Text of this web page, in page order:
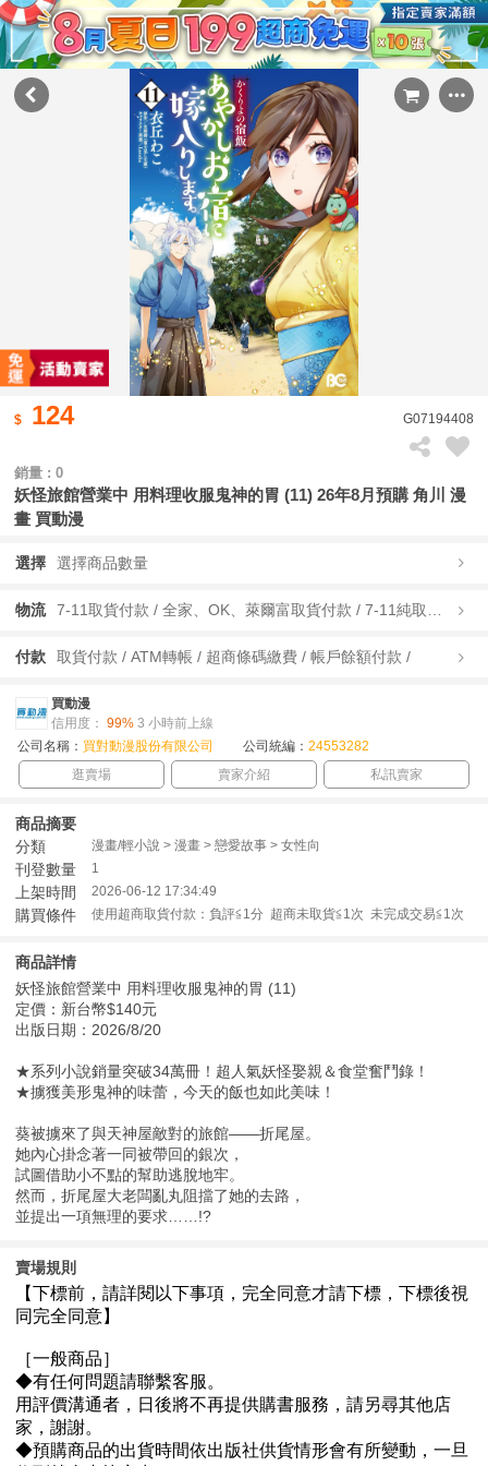
124 G07194408
銷量 : 0
妖怪旅館營業中 用料理收服鬼神的胃 (11) 26年8月預購 角川 漫
畫 買動漫
選擇 選擇商品數量
物流
付款 取貨付款 / ATM轉帳 / 超商條碼繳費 / 帳戶餘額付款 /
買動漫
信用度： 99% 3 小時前上線
公司名稱： 買對動漫股份有限公司 公司統編： 24553282
逛賣場
賣家介紹 私訊賣家
商品摘要
分類
漫畫/輕小說 > 漫畫 > 戀愛故事 > 女性向
刊登數量 1
上架時間 2026-06-12 17:34:49
購買條件 使用超商取貨付款：負評≦1分 超商未取貨≦1次 未完成交易≦1次
商品詳情
妖怪旅館營業中 用料理收服鬼神的胃 (11)
定價：新台幣$140元
出版日期：2026/8/20
★系列小說銷量突破34萬冊！超人氣妖怪娶親＆食堂奮鬥錄！
★擄獲美形鬼神的味蕾，今天的飯也如此美味！
葵被擄來了與天神屋敵對的旅館——折尾屋。
她內心掛念著一同被帶回的銀次，
試圖借助小不點的幫助逃脫地牢。
然而，折尾屋大老闆亂丸阻擋了她的去路，
並提出一項無理的要求……!?
賣場規則